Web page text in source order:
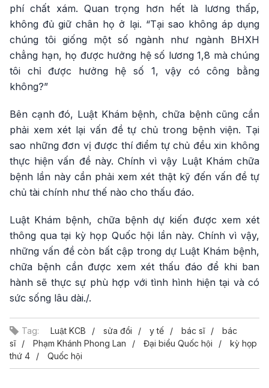
phí chất xám. Quan trọng hơn hết là lương thấp,
không đủ giữ chân họ ở lại. “Tại sao không áp dụng
chúng tôi giống một số ngành như ngành BHXH
chẳng hạn, họ được hưởng hệ số lương 1,8 mà chúng
tôi chỉ được hưởng hệ số 1, vậy có công bằng
không?”
Bên cạnh đó, Luật Khám bệnh, chữa bệnh cũng cần
phải xem xét lại vấn đề tự chủ trong bệnh viện. Tại
sao những đơn vị được thí điểm tự chủ đều xin không
thực hiện vấn đề này. Chính vì vậy Luật Khám chữa
bệnh lần này cần phải xem xét thật kỹ đến vấn đề tự
chủ tài chính như thế nào cho thấu đáo.
Luật Khám bệnh, chữa bệnh dự kiến được xem xét
thông qua tại kỳ họp Quốc hội lần này. Chính vì vậy,
những vấn đề còn bất cập trong dự Luật Khám bệnh,
chữa bệnh cần được xem xét thấu đáo để khi ban
hành sẽ thực sự phù hợp với tình hình hiện tại và có
sức sống lâu dài./.
Tag: Luật KCB sửa đổi y tế bác sĩ
bác
sĩ
Phạm Khánh Phong Lan Đại biểu Quốc hội
kỳ họp
thứ 4
Quốc hội